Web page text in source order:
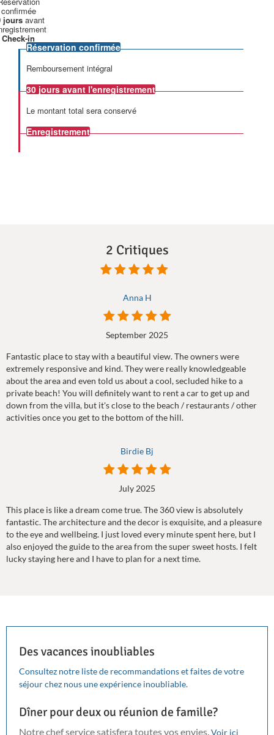
confirmée
jours avant
Check-in
Réservation confirmée
Remboursement intégral
30 jours avant l'enregistrement
Le montant total sera conservé
Enregistrement
2 Critiques
Anna H
September 2025
Fantastic place to stay with a beautiful view. The owners were
extremely responsive and kind. They were really knowledgeable
about the area and even told us about a cool, secluded hike to a
private beach! You will definitely want to rent a car to get up and
down from the villa, but it's close to the beach / restaurants / other
activities once you get to the bottom of the hill.
Birdie Bj
July 2025
This place is like a dream come true. The 360 view is absolutely
fantastic. The architecture and the decor is exquisite, and a pleasure
to the eye and wellbeing. I just loved every minute spent here, but I
also enjoyed the guide to the area from the super sweet hosts. I felt
lucky staying here and I have to plan for a next time.
Des vacances inoubliables
Consultez notre liste de recommandations et faites de votre
séjour chez nous une expérience inoubliable.
Dîner pour deux ou réunion de famille?
Notre chef service satisfera toutes vos envies. Voir ici